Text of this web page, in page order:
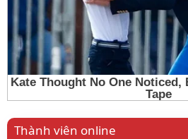
Thành viên online